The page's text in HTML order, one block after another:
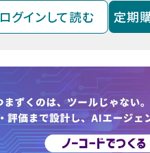
ログインして読む 定期